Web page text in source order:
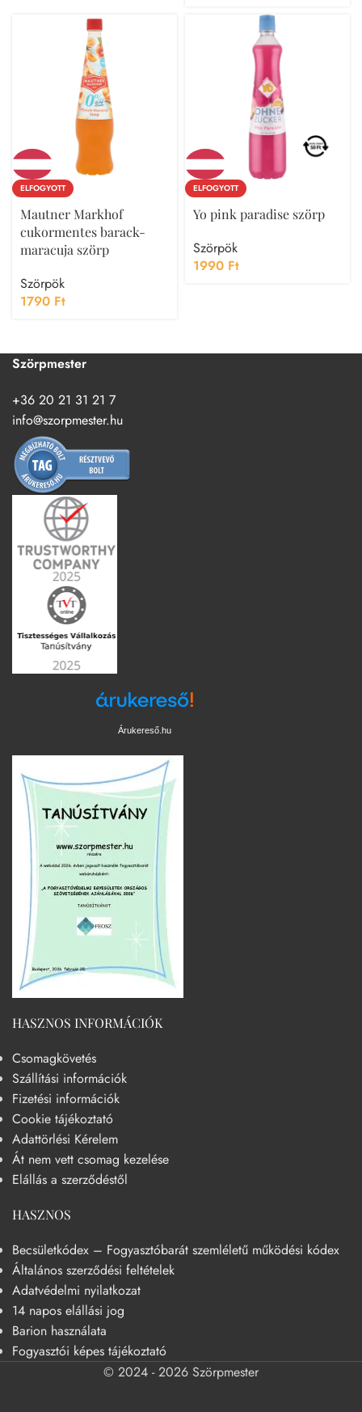
ELFOGYOTT
Mautner Markhof
cukormentes barack-
maracuja szörp
Szörpök
1790 Ft
ELFOGYOTT
Yo pink paradise szörp
Szörpök
1990 Ft
Szörpmester
+36 20 21 31 21 7
info@szorpmester.hu
Árukereső.hu
HASZNOS INFORMÁCIÓK
Csomagkövetés
Szállítási információk
Fizetési információk
Cookie tájékoztató
Adattörlési Kérelem
Át nem vett csomag kezelése
Elállás a szerződéstől
HASZNOS
Becsületkódex – Fogyasztóbarát szemléletű működési kódex
Általános szerződési feltételek
Adatvédelmi nyilatkozat
14 napos elállási jog
Barion használata
Fogyasztói képes tájékoztató
© 2024 - 2026 Szörpmester